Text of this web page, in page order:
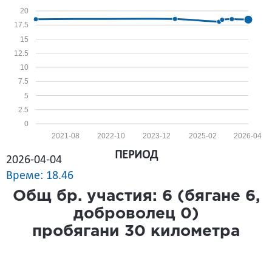
0
2.5
5
7.5
10
12.5
15
17.5
20
2026-04
2025-02
2023-12
2022-10
2021-08
2026-04-04
Време: 18.46
ПЕРИОД
Общ бр. участия: 6 (бягане 6,
доброволец 0)
пробягани 30 километра